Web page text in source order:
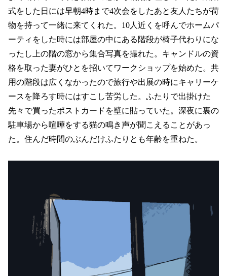
式をした日には早朝4時まで4次会をしたあと友人たちが荷
物を持って一緒に来てくれた。10人近くを呼んでホームパ
ーティをした時には部屋の中にある階段が椅子代わりにな
ったし上の階の窓から集合写真を撮れた。キャンドルの資
格を取った妻がひとを招いてワークショップを始めた。共
用の階段は広くなかったので旅行や出展の時にキャリーケ
ースを降ろす時にはすこし苦労した。ふたりで出掛けた
先々で買ったポストカードを壁に貼っていた。深夜に裏の
駐車場から喧嘩をする猫の鳴き声が聞こえることがあっ
た。住んだ時間のぶんだけふたりとも年齢を重ねた。